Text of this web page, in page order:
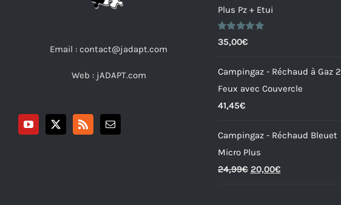
Email : contact@jadapt.com
Web : jADAPT.com
Plus Pz + Etui
Note5.00
sur 5
35,00€
Campingaz - Réchaud à Gaz 2
Feux avec Couvercle
41,45€
Campingaz - Réchaud Bleuet
Micro Plus
24,99€ Le
20,00€Le